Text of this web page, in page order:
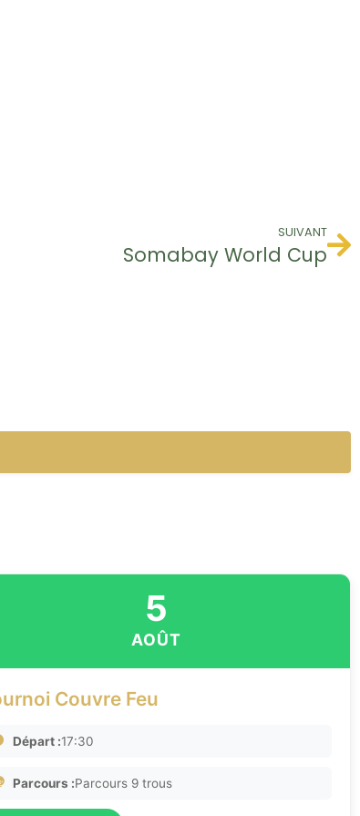
SUIVANT
Somabay World Cup
5
AOÛT
Couvre Feu
Départ :17:30
Parcours :Parcours 9 trous